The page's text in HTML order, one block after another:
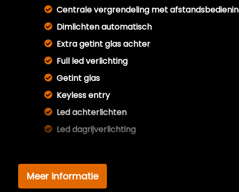
Centrale vergrendeling met
Dimlichten automatisch
Extra getint glas achter
Full led verlichting
Getint glas
Keyless entry
Led achterlichten
Led dagrijverlichting
Lichtmetalen velgen 18"
Metaalkleur
Meer informatie